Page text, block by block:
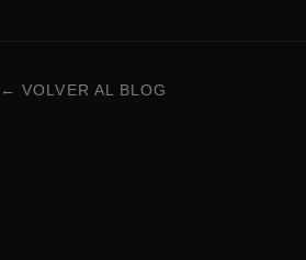
← VOLVER AL BLOG